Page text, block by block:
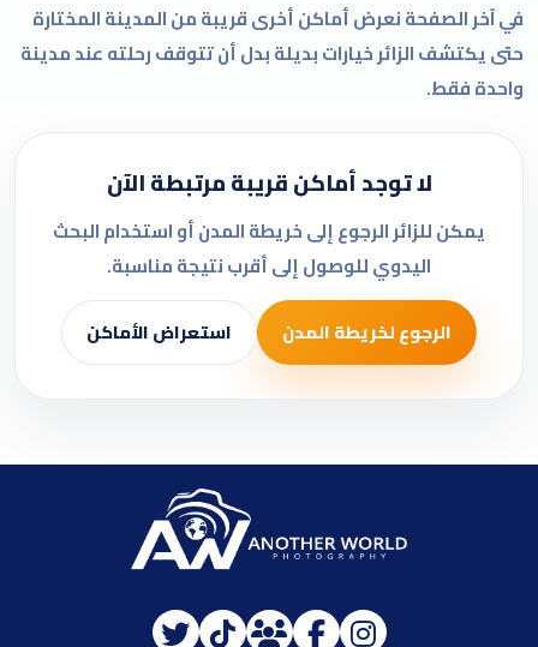
في آخر الصفحة نعرض أماكن أخرى قريبة من المدينة المختارة
حتى يكتشف الزائر خيارات بديلة بدل أن تتوقف رحلته عند مدينة
واحدة فقط.
لا توجد أماكن قريبة مرتبطة الآن
يمكن للزائر الرجوع إلى خريطة المدن أو استخدام البحث
اليدوي للوصول إلى أقرب نتيجة مناسبة.
الرجوع لخريطة المدن استعراض الأماكن